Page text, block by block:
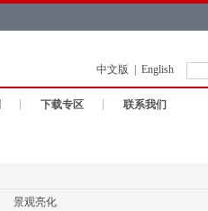
下载专区 联系我们
中文版 English
景观亮化